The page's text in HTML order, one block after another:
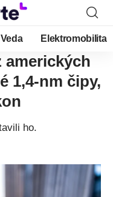
Veda Elektromobilita
amerických
1,4-nm čipy,
ho.